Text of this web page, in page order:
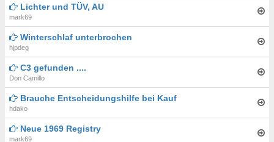
Lichter und TÜV, AU
mark69
Winterschlaf unterbrochen
hjpdeg
C3 gefunden ....
Don Camillo
Brauche Entscheidungshilfe bei Kauf
hdako
Neue 1969 Registry
mark69